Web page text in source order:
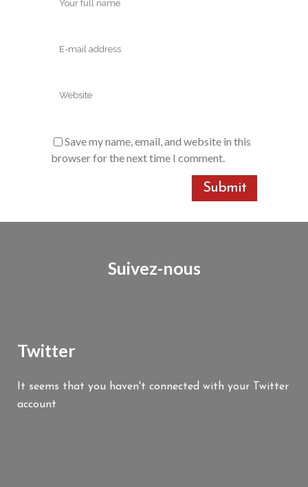
Save my name, email, and website in this
browser for the next time I comment.
Suivez-nous
Twitter
It seems that you haven't connected with your Twitter
account